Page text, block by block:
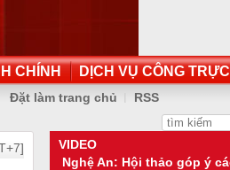
CHÍNH DỊCH VỤ CÔNG
Đặt làm trang chủ RSS
VIDEO
Nghệ An: Hội thảo góp ý